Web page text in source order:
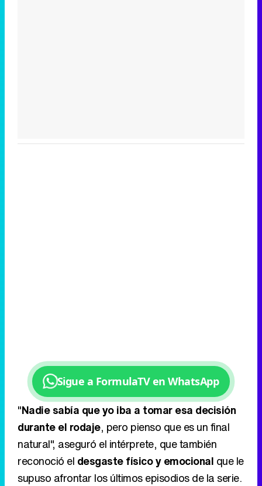
Sigue a FormulaTV en WhatsApp
"Nadie sabía que yo iba a tomar esa decisión
durante el rodaje, pero pienso que es un final
natural", aseguró el intérprete, que también
reconoció el desgaste físico y emocional que le
supuso afrontar los últimos episodios de la serie.